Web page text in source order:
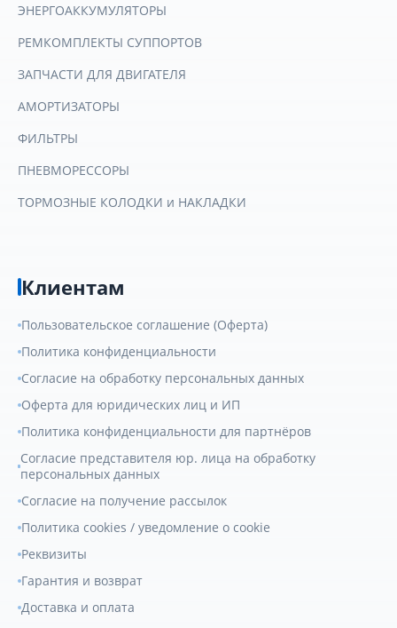
ЭНЕРГОАККУМУЛЯТОРЫ
РЕМКОМПЛЕКТЫ СУППОРТОВ
ЗАПЧАСТИ ДЛЯ ДВИГАТЕЛЯ
АМОРТИЗАТОРЫ
ФИЛЬТРЫ
ПНЕВМОРЕССОРЫ
ТОРМОЗНЫЕ КОЛОДКИ и НАКЛАДКИ
Клиентам
Пользовательское соглашение (Оферта)
Политика конфиденциальности
Согласие на обработку персональных данных
Оферта для юридических лиц и ИП
Политика конфиденциальности для партнёров
Согласие представителя юр. лица на обработку
персональных данных
Согласие на получение рассылок
Политика cookies / уведомление о cookie
Реквизиты
Гарантия и возврат
Доставка и оплата